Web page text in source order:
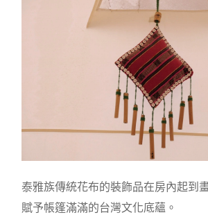
泰雅族傳統花布的裝飾品在房內起到
賦予帳篷滿滿的台灣文化底蘊。